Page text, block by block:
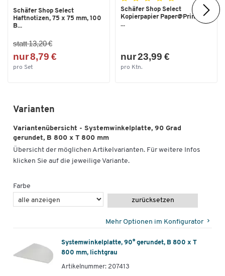
Schäfer Shop Select
Haftnotizen, 75 x 75 mm, 100
B...
statt 13,20 €
nur 8,79 €
pro Set
Schäfer Shop Select
Kopierpapier Paper@Print, DIN
...
nur 23,99 €
pro Ktn.
Varianten
Variantenübersicht - Systemwinkelplatte, 90 Grad
gerundet, B 800 x T 800 mm
Übersicht der möglichen Artikelvarianten. Für weitere Infos
klicken Sie auf die jeweilige Variante.
Farbe
zurücksetzen
Mehr Optionen im Konfigurator
Systemwinkelplatte, 90° gerundet, B 800 x T
800 mm, lichtgrau
Artikelnummer: 207413